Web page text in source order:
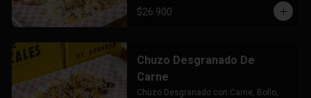
$26.900
Chuzo Desgranado De
Carne
Chuzo Desgranado con Carne, Bollo,